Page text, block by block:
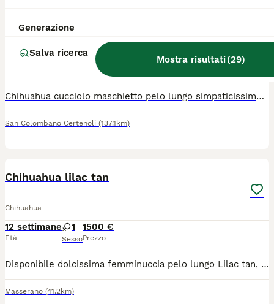
Generazione
Salva ricerca
Mostra risultati(29)
12 settimane 1 600 €
Prezzo
Chihuahua cucciolo maschietto pelo lungo simpaticissimo dolce giocherellone, età 80 giorni taglia piccola, sverminato visitato dal veterinario microchip già inserito no vaccino eventuale spesa a parte richiesta euro 600 solo persone seriamente interessate no perditempo no collezionisti di foto queste sono di oggi visibile levante ligure
San Colombano Certenoli (137.1km)
Chihuahua lilac tan
Chihuahua
12 settimane
Età
1
Sesso
1500 €
Prezzo
Disponibile dolcissima femminuccia pelo lungo Lilac tan, colore molto amato e ricercato. La piccola cresce in ambiente familiare amorevole a contatto con bambini e altri animali. Ben socializzata. Se interessati per tutte le info in privato.
Masserano (41.2km)